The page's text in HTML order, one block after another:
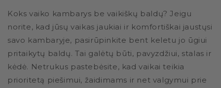
Koks vaiko kambarys be vaikiškų baldų? Jeigu
norite, kad jūsų vaikas jaukiai ir komfortiškai jaustųsi
savo kambaryje, pasirūpinkite bent keletu jo ūgiui
pritaikytų baldų. Tai galėtų būti, pavyzdžiui, stalas ir
kėdė. Netrukus pastebėsite, kad vaikai teikia
prioritetą piešimui, žaidimams ir net valgymui prie